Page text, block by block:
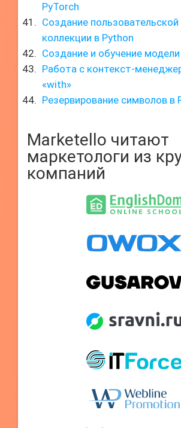
PyTorch
Создание пользовательской
коллекции в Python
Создание и обучение модели
Работа с контекст-
«with»
Резервирование символов в
Marketello читают
маркетологи из
компаний